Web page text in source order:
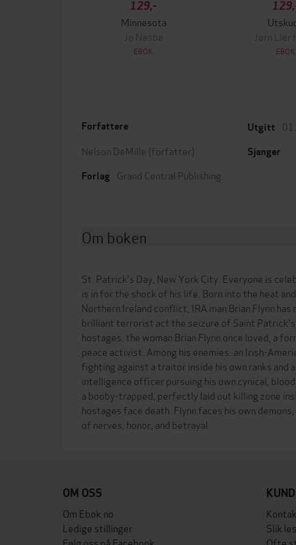
129,-
Minnesota
Jo Nesbø
EBOK
Jørn
EBOK
Forfattere
Nelson DeMille (forfatter)
Forlag Grand Central Publishing
Utgitt
Sjanger
Om boken
St. Patrick's Day, New York City. Everyone is
is in for the shock of his life. Born into the heat
Northern Ireland conflict, IRA man Brian Flynn has
brilliant terrorist act the seizure of Saint Patrick's
hostages: the woman Brian Flynn once loved, a
peace activist. Among his enemies: an Irish-
fighting against a traitor inside his own ranks and
intelligence officer pursuing his own cynical,
a booby-trapped, perfectly laid out killing zone
hostages face death. Flynn faces his own
OM OSS
Om Ebok.no
Ledige stillinger
Slik